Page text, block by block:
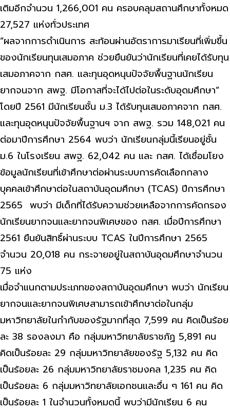
เติมอีกจำนวน 1,266,001 คน ครอบคลุมสถานศึกษาทั้งหมด
27,527 แห่งทั่วประเทศ
“ผลจากการดำเนินการ สะท้อนผ่านอัตราการมาเรียนที่เพิ่มขึ้น
ของนักเรียนทุนเสมอภาค ช่วยยืนยันว่านักเรียนที่เคยได้รับทุน
เสมอภาคจาก กสศ. และทุนอุดหนุนปัจจัยพื้นฐานนักเรียน
ยากจนจาก สพฐ. มีโอกาสที่จะได้ไปต่อในระดับอุดมศึกษา”
โดยปี 2561 มีนักเรียนชั้น ม.3 ได้รับทุนเสมอภาคจาก กสศ.
และทุนอุดหนุนปัจจัยพื้นฐานฯ จาก สพฐ. รวม 148,021 คน
ต่อมาปีการศึกษา 2564 พบว่า นักเรียนกลุ่มนี้เรียนอยู่ชั้น
ม.6 ในโรงเรียน สพฐ. 62,042 คน และ กสศ. ได้เชื่อมโยง
ข้อมูลนักเรียนที่เข้าศึกษาต่อผ่านระบบการคัดเลือกกลาง
บุคคลเข้าศึกษาต่อในสถาบันอุดมศึกษา (TCAS) ปีการศึกษา
2565 พบว่า มีเด็กที่ได้รับความช่วยเหลือจากการคัดกรอง
นักเรียนยากจนและยากจนพิเศษของ กสศ. เมื่อปีการศึกษา
2561 ยืนยันสิทธิ์ผ่านระบบ TCAS ในปีการศึกษา 2565
จำนวน 20,018 คน กระจายอยู่ในสถาบันอุดมศึกษาจำนวน
75 แห่ง
เมื่อจำแนกตามประเภทของสถาบันอุดมศึกษา พบว่า นักเรียน
ยากจนและยากจนพิเศษสามารถเข้าศึกษาต่อในกลุ่ม
มหาวิทยาลัยในกำกับของรัฐมากที่สุด 7,599 คน คิดเป็นร้อย
ละ 38 รองลงมา คือ กลุ่มมหาวิทยาลัยราชภัฏ 5,891 คน
คิดเป็นร้อยละ 29 กลุ่มมหาวิทยาลัยของรัฐ 5,132 คน คิด
เป็นร้อยละ 26 กลุ่มมหาวิทยาลัยราชมงคล 1,235 คน คิด
เป็นร้อยละ 6 กลุ่มมหาวิทยาลัยเอกชนและอื่น ๆ 161 คน คิด
เป็นร้อยละ 1 ในจำนวนทั้งหมดนี้ พบว่ามีนักเรียน 6 คน